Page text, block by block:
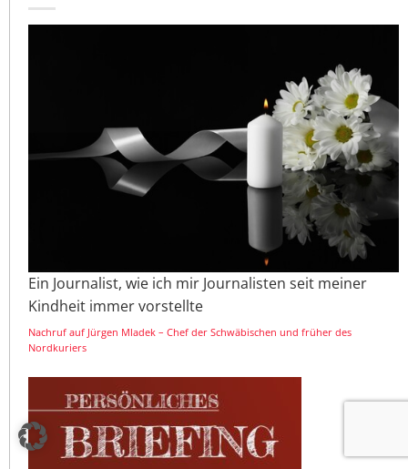
Ein Journalist, wie ich mir Journalisten seit meiner
Kindheit immer vorstellte
Nachruf auf Jürgen Mladek – Chef der Schwäbischen und früher des
Nordkuriers